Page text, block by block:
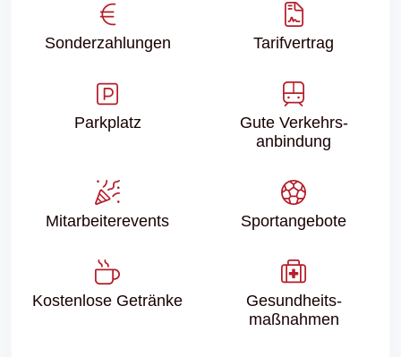
Sonder­zahlungen Tarifvertrag
Parkplatz
Gute Verkehrs­
anbindung
Mitarbeiter­events Sport­angebote
Kostenlose Getränke
Gesundheits­
maßnahmen